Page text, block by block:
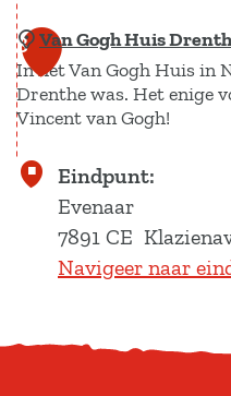
d
e
F
r
u
i
j
e
-
S
l
e
e
n
l
e
e
n
e
r
a
u
r
a
n
t
C
a
m
p
i
i
8 Van Gogh Huis
In het Van Gogh Huis in
Drenthe was. Het enige
Vincent van Gogh!
V
Eindpunt:
Evenaar
7891 CE
Navigeer naar